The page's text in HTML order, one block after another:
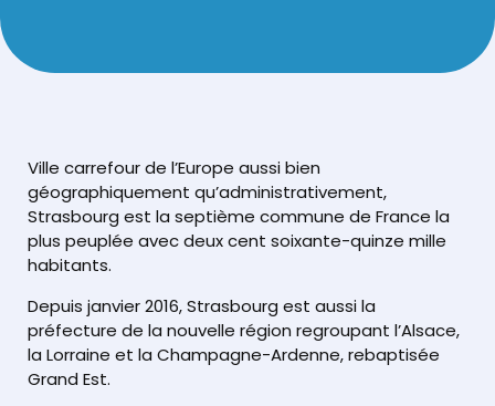
Ville carrefour de l’Europe aussi bien
géographiquement qu’administrativement,
Strasbourg est la septième commune de France la
plus peuplée avec deux cent soixante-quinze mille
habitants.
Depuis janvier 2016, Strasbourg est aussi la
préfecture de la nouvelle région regroupant l’Alsace,
la Lorraine et la Champagne-Ardenne, rebaptisée
Grand Est.